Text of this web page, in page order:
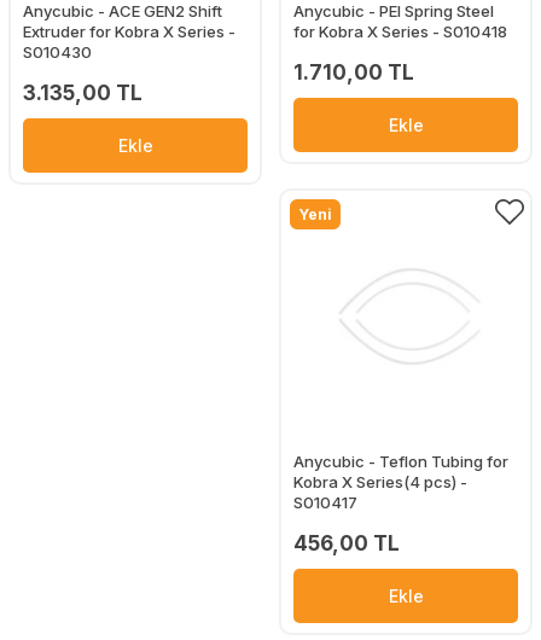
Anycubic - ACE GEN2 Shift
Extruder for Kobra X Series -
S010430
3.135,00 TL
Ekle
Anycubic - PEI Spring Steel
for Kobra X Series - S010418
1.710,00 TL
Ekle
Yeni
Anycubic - Teflon Tubing for
Kobra X Series(4 pcs) -
S010417
456,00 TL
Ekle